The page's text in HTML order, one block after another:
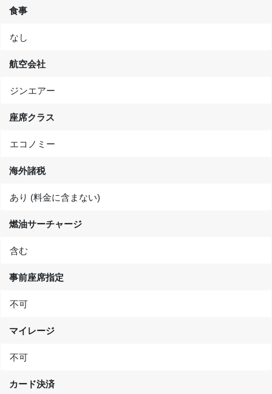
食事
なし
航空会社
ジンエアー
座席クラス
エコノミー
海外諸税
あり (料金に含まない)
燃油サーチャージ
含む
事前座席指定
不可
マイレージ
不可
カード決済